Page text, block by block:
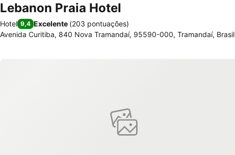
Lebanon Praia Hotel
Hotel 9,4 Excelente (203 pontuações)
Avenida Curitiba, 840 Nova Tramandaí, 95590-000, Tramandaí, Brasil